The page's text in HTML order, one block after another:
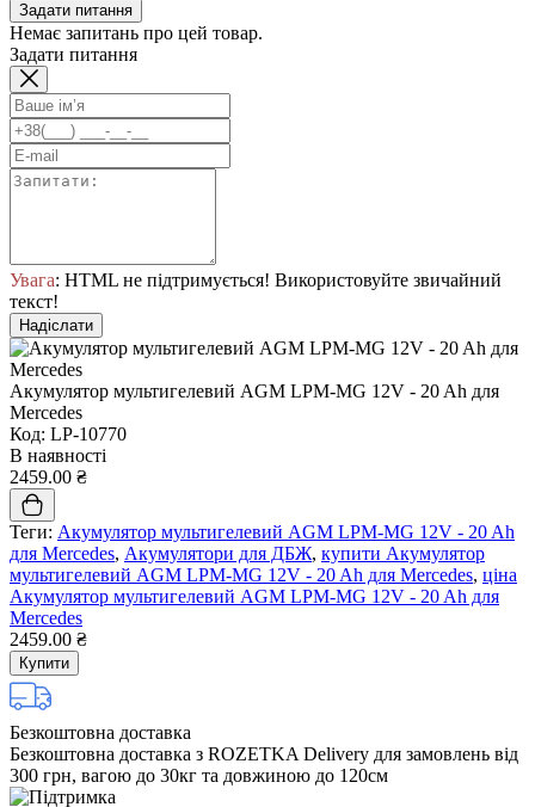
Задати питання
Немає запитань про цей товар.
Задати питання
Увага: HTML не підтримується! Використовуйте звичайний
текст!
Надіслати
Акумулятор мультигелевий AGM LPM-MG 12V - 20 Ah для
Mercedes
Код: LP-10770
В наявності
2459.00 ₴
Теги: Акумулятор мультигелевий AGM LPM-MG 12V - 20 Ah
для Mercedes, Акумулятори для ДБЖ, купити Акумулятор
мультигелевий AGM LPM-MG 12V - 20 Ah для Mercedes, ціна
Акумулятор мультигелевий AGM LPM-MG 12V - 20 Ah для
Mercedes
2459.00 ₴
Купити
Безкоштовна доставка
Безкоштовна доставка з ROZETKA Delivery для замовлень від
300 грн, вагою до 30кг та довжиною до 120см